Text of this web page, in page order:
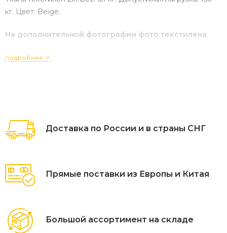
кг. Цвет: Beige.
На дополнительной фотографии фото текстилена.
подробнее
Доставка по России и в страны СНГ
Прямые поставки из Европы и Китая
Большой ассортимент на складе